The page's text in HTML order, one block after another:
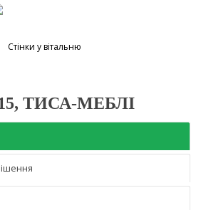
Стінки у вітальню
ТИСА-МЕБЛІ